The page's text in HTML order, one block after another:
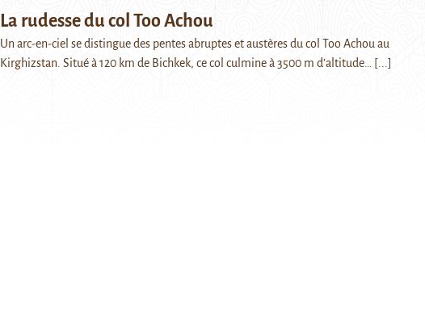
La rudesse du col Too Achou
Un arc-en-ciel se distingue des pentes abruptes et austères du col Too Achou au
Kirghizstan. Situé à 120 km de Bichkek, ce col culmine à 3500 m d’altitude…
[...]